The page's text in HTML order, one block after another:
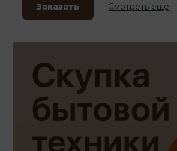
Заказать Смотреть еще